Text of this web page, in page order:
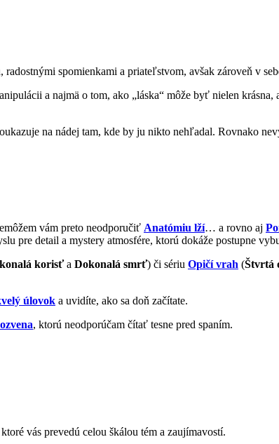
spomienkami a priateľstvom, avšak zároveň v
a najmä o tom, ako „láska“ môže byť nielen krásna,
na nádej tam, kde by ju nikto nehľadal. Rovnako
vám preto neodporučiť Anatómiu lží… a rovno aj
pre detail a mystery atmosfére, ktorú dokáže postupne
korisťa Dokonalá smrť) či sériu Opičí vrah (Štvrtá
úlovok a uvidíte, ako sa doň začítate.
, ktorú neodporúčam čítať tesne pred spaním.
ktoré vás prevedú celou škálou tém a zaujímavostí.